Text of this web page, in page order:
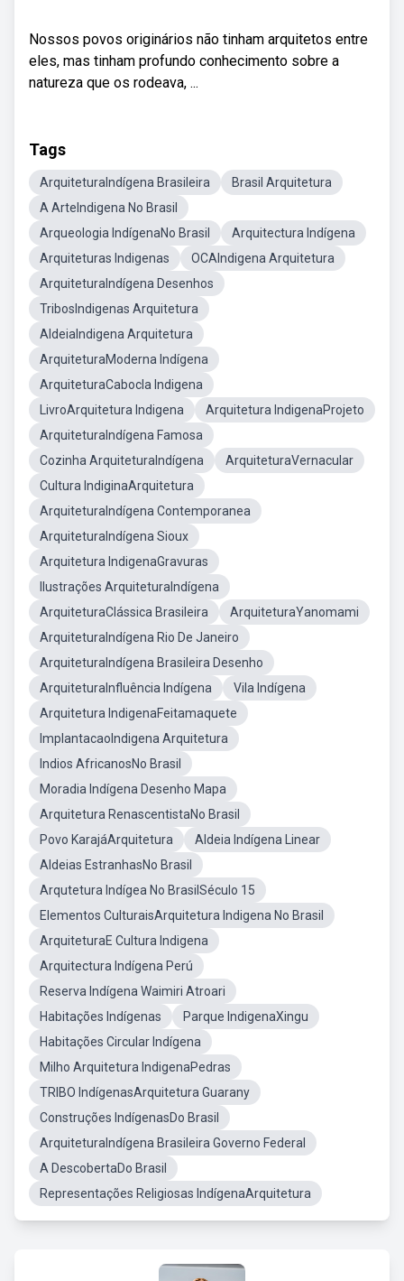
Nossos povos originários não tinham arquitetos entre
eles, mas tinham profundo conhecimento sobre a
natureza que os rodeava, ...
Tags
ArquiteturaIndígena Brasileira
Brasil Arquitetura
A ArteIndigena No Brasil
Arqueologia IndígenaNo Brasil
Arquitectura Indígena
Arquiteturas Indigenas
OCAIndigena Arquitetura
ArquiteturaIndígena Desenhos
TribosIndigenas Arquitetura
AldeiaIndigena Arquitetura
ArquiteturaModerna Indígena
ArquiteturaCabocla Indigena
LivroArquitetura Indigena
Arquitetura IndigenaProjeto
ArquiteturaIndígena Famosa
Cozinha ArquiteturaIndígena
ArquiteturaVernacular
Cultura IndiginaArquitetura
ArquiteturaIndígena Contemporanea
ArquiteturaIndígena Sioux
Arquitetura IndigenaGravuras
Ilustrações ArquiteturaIndígena
ArquiteturaClássica Brasileira
ArquiteturaYanomami
ArquiteturaIndígena Rio De Janeiro
ArquiteturaIndígena Brasileira Desenho
ArquiteturaInfluência Indígena
Vila Indígena
Arquitetura IndigenaFeitamaquete
ImplantacaoIndigena Arquitetura
Indios AfricanosNo Brasil
Moradia Indígena Desenho Mapa
Arquitetura RenascentistaNo Brasil
Povo KarajáArquitetura
Aldeia Indígena Linear
Aldeias EstranhasNo Brasil
Arqutetura Indígea No BrasilSéculo 15
Elementos CulturaisArquitetura Indigena No Brasil
ArquiteturaE Cultura Indigena
Arquitectura Indígena Perú
Reserva Indígena Waimiri Atroari
Habitações Indígenas
Parque IndigenaXingu
Habitações Circular Indígena
Milho Arquitetura IndigenaPedras
TRIBO IndígenasArquitetura Guarany
Construções IndígenasDo Brasil
ArquiteturaIndígena Brasileira Governo Federal
A DescobertaDo Brasil
Representações Religiosas IndígenaArquitetura